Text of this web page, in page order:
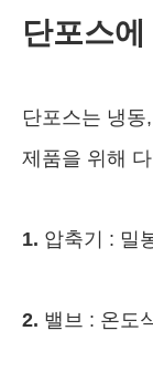
단포스
단포스는 냉
제품을 위해
1. 압축기 : 밀
2. 밸브 : 온도